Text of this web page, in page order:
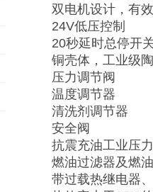
双电机设计，有
24V低压控制
20秒延时总停开
铜壳体，工业级
压力调节阀
温度调节器
清洗剂调节器
安全阀
抗震充油工业压
燃油过滤器及燃
带过载热继电器